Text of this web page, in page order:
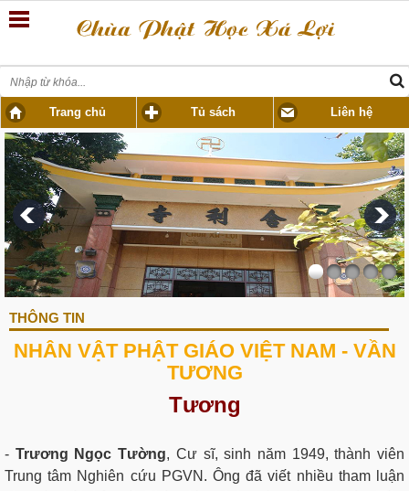
Trang chủ Tủ sách Liên hệ
THÔNG TIN
NHÂN VẬT PHẬT GIÁO VIỆT NAM - VẦN
TƯƠNG
Tương
- Trương Ngọc Tường, Cư sĩ, sinh năm 1949, thành viên
Trung tâm Nghiên cứu PGVN. Ông đã viết nhiều tham luận